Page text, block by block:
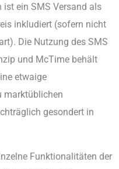
ein SMS Versand als
inkludiert (sofern nicht
Die Nutzung des SMS
und McTime behält
etwaige
marktüblichen
gesondert in
Funktionalitäten der